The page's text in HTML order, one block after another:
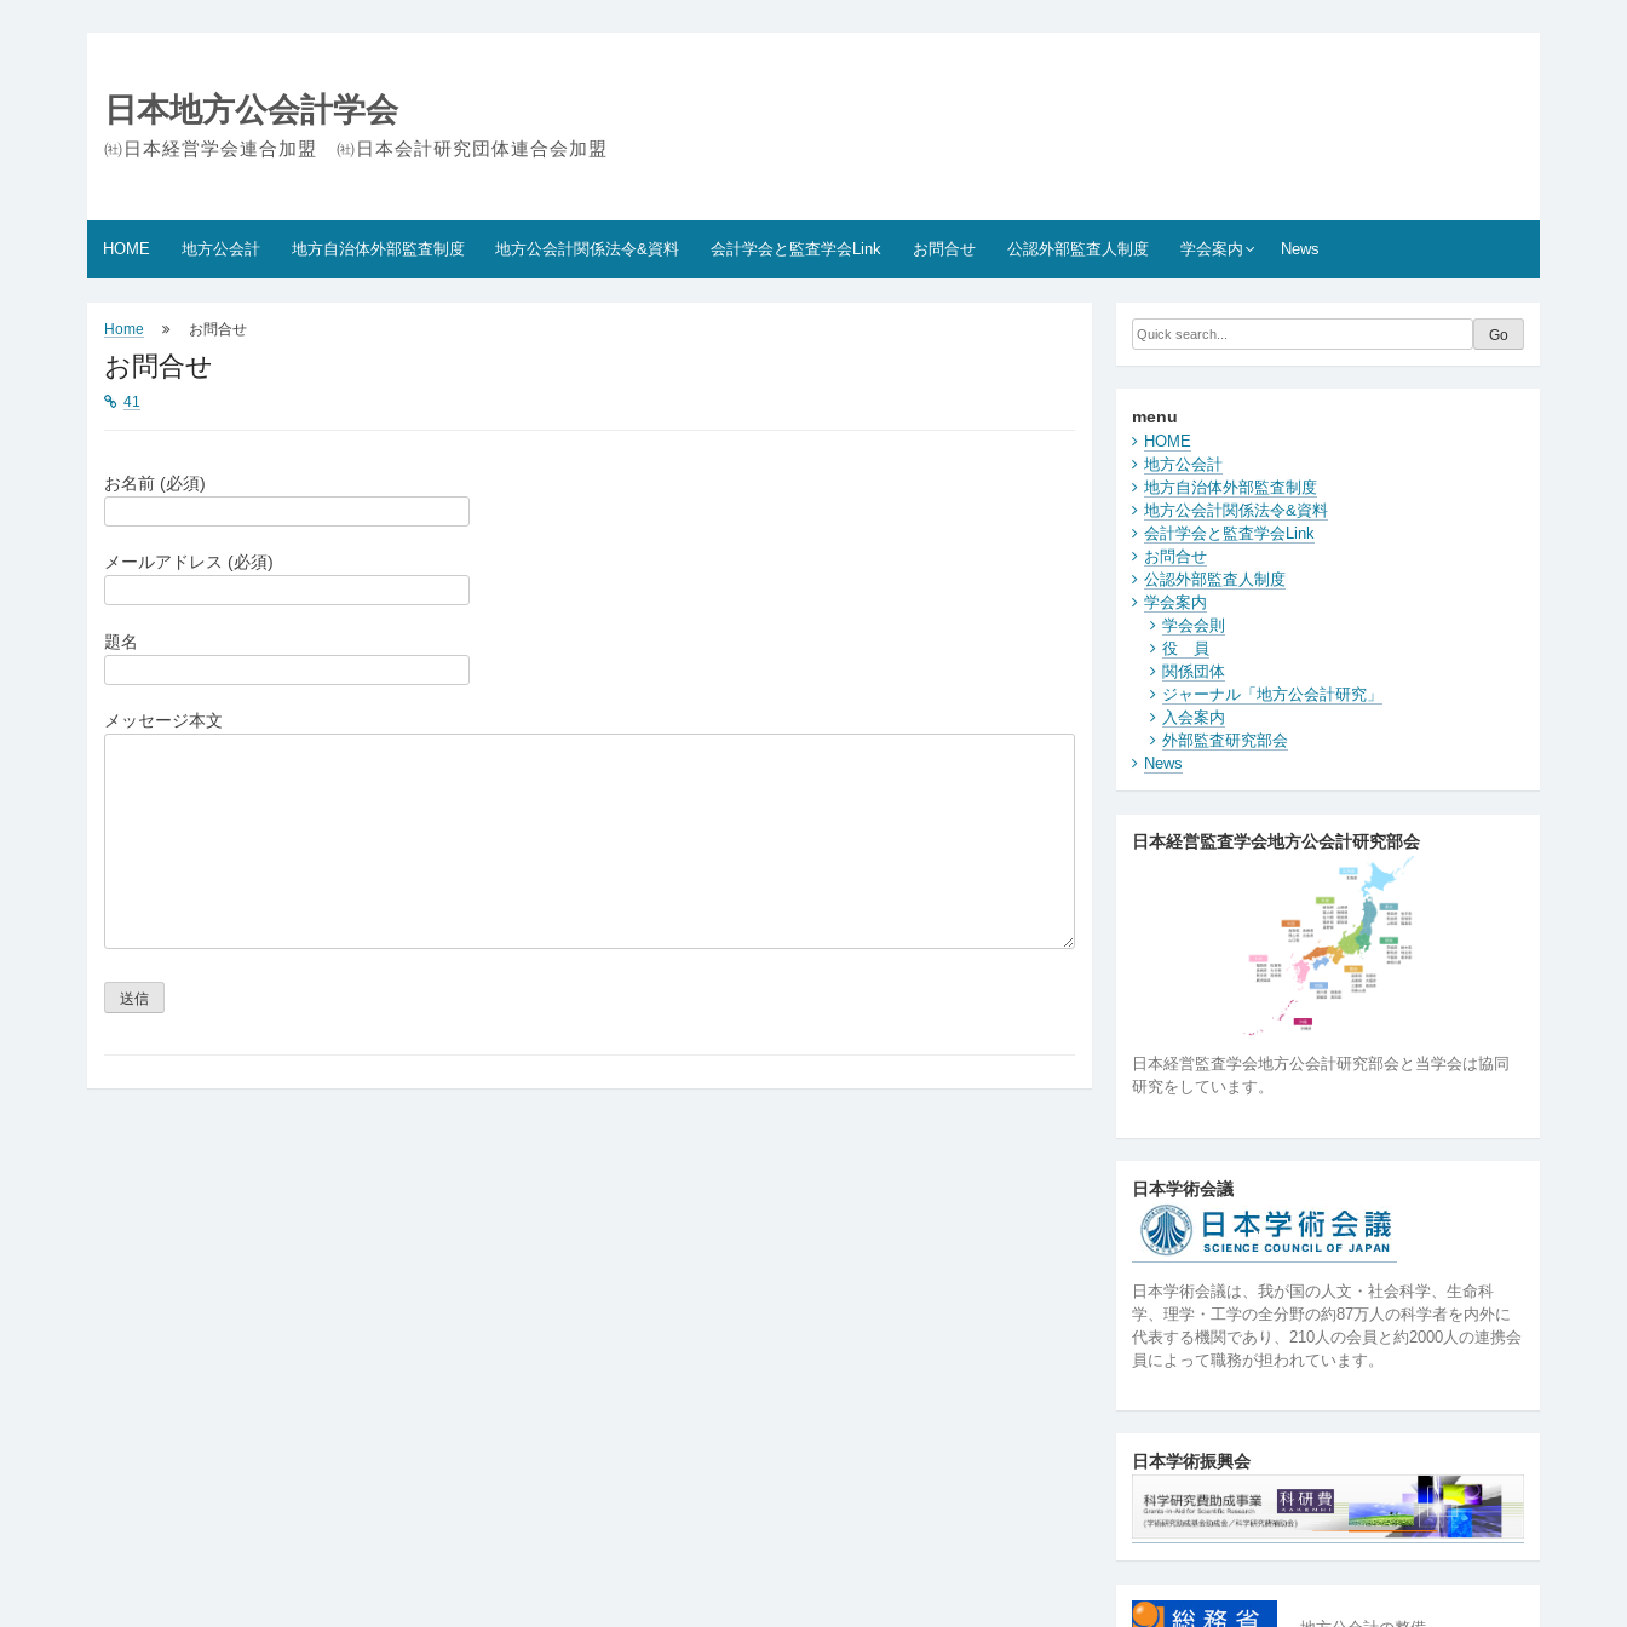
content日本地方公会計学会
㈳日本経営学会連合加盟 ㈳日本会計研究団体連合会加盟
HOME 地方公会計 地方自治体外部監査制度 地方公会計関係法令&資料 会計学会と監査学会Link お問合せ 公認外部監査人制度 学会案内 News
Home お問合せ
お問合せ
41
お名前 (必須)
メールアドレス (必須)
題名
メッセージ本文
menu
HOME
地方公会計
地方自治体外部監査制度
地方公会計関係法令&資料
会計学会と監査学会Link
お問合せ
公認外部監査人制度
学会案内
学会会則
役 員
関係団体
ジャーナル「地方公会計研究」
入会案内
外部監査研究部会
News
日本経営監査学会地方公会計研究部会
日本経営監査学会地方公会計研究部会と当学会は協同
研究をしています。
日本学術会議
日本学術会議は、我が国の人文・社会科学、生命科
学、理学・工学の全分野の約87万人の科学者を内外に
代表する機関であり、210人の会員と約2000人の連携会
員によって職務が担われています。
日本学術振興会